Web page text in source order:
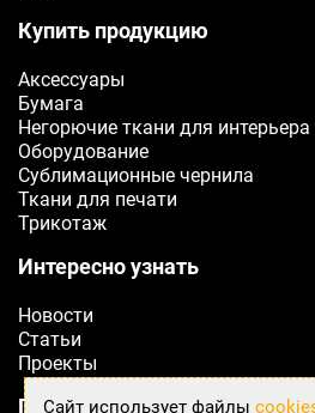
Купить продукцию
Аксессуары
Бумага
Негорючие ткани для интерьера
Оборудование
Сублимационные чернила
Ткани для печати
Трикотаж
Интересно узнать
Новости
Статьи
Проекты
Подробнее о Fabreex
Сайт использует файлы